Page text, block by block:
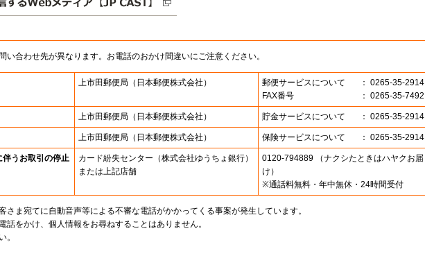
合わせ先が異なります。お電話のおかけ間違いにご注意ください。
上市田郵便局 （日本郵便株式会社） 郵便サービスについて
： 0265-35-2914
FAX番号
： 0265-35-7492
上市田郵便局 （日本郵便株式会社） 貯金サービスについて ： 0265-35-2914
上市田郵便局 （日本郵便株式会社） 保険サービスについて ： 0265-35-2914
うお取引の停止 カード紛失センター （株式会社ゆうちょ銀行）
または上記店舗
0120-794889 （ナクシたときはハヤクお届
け）
※通話料無料・年中無休・24時間受付
さま宛てに自動音声等による不審な電話がかかってくる事案が発生しています。
話をかけ、個人情報をお尋ねすることはありません。
。